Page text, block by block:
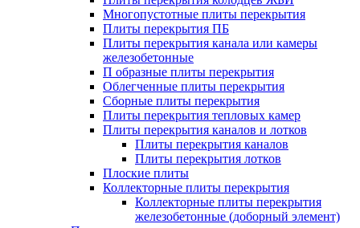
Многопустотные плиты перекрытия
Плиты перекрытия ПБ
Плиты перекрытия канала или камеры
железобетонные
П образные плиты перекрытия
Облегченные плиты перекрытия
Сборные плиты перекрытия
Плиты перекрытия тепловых камер
Плиты перекрытия каналов и лотков
Плиты перекрытия каналов
Плиты перекрытия лотков
Плоские плиты
Коллекторные плиты перекрытия
Коллекторные плиты перекрытия
железобетонные (доборный элемент)